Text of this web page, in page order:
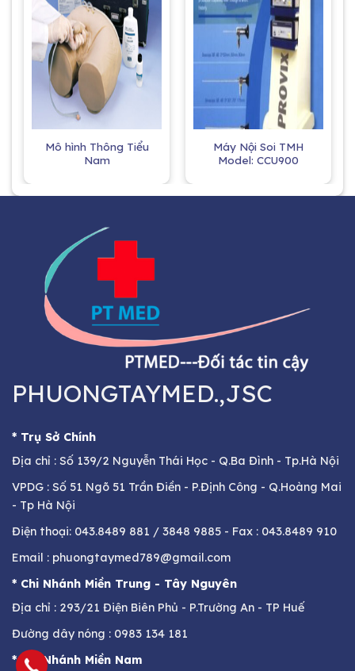
Mô hình Thông Tiểu
Nam
Máy Nội Soi TMH
Model: CCU900
PHUONGTAYMED.,JSC
* Trụ Sở Chính
Địa chỉ : Số 139/2 Nguyễn Thái Học - Q.Ba Đình - Tp.Hà Nội
VPDG : Số 51 Ngõ 51 Trần Điền - P.Định Công - Q.Hoàng Mai
- Tp Hà Nội
Điện thoại: 043.8489 881 / 3848 9885 - Fax : 043.8489 910
Email : phuongtaymed789@gmail.com
* Chi Nhánh Miền Trung - Tây Nguyên
Địa chỉ : 293/21 Điện Biên Phủ - P.Trường An - TP Huế
Đường dây nóng : 0983 134 181
* Chi Nhánh Miền Nam